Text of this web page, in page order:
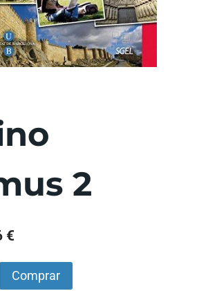
2
€
precio
actual
Comprar